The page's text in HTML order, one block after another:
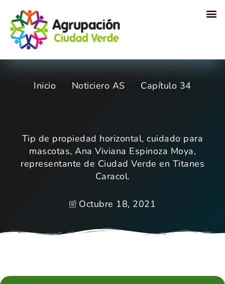
Inicio Noticiero AS Capítulo 34
Tip de propiedad horizontal, cuidado para
mascotas, Ana Viviana Espinoza Moya,
representante de Ciudad Verde en Titanes
Caracol.
Octubre 18, 2021